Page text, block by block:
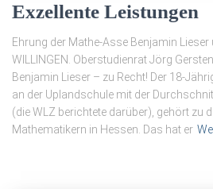
Exzellente Leistungen
Ehrung der Mathe-Asse Benjamin Lieser
WILLINGEN. Oberstudienrat Jörg
Benjamin Lieser – zu Recht! Der 18-
an der Uplandschule mit der
(die WLZ berichtete darüber), gehört zu
Mathematikern in Hessen. Das hat er